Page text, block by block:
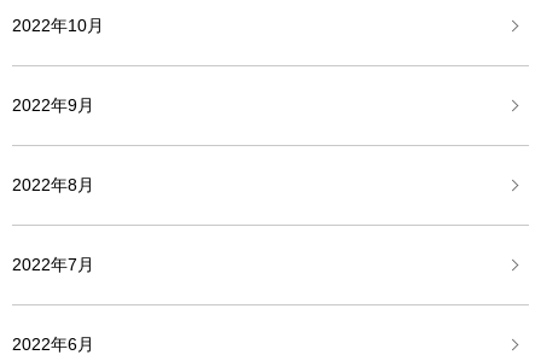
2022年10月
2022年9月
2022年8月
2022年7月
2022年6月